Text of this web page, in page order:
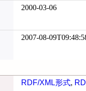
2000-03-06
2007-08-
RDF/XML形式,